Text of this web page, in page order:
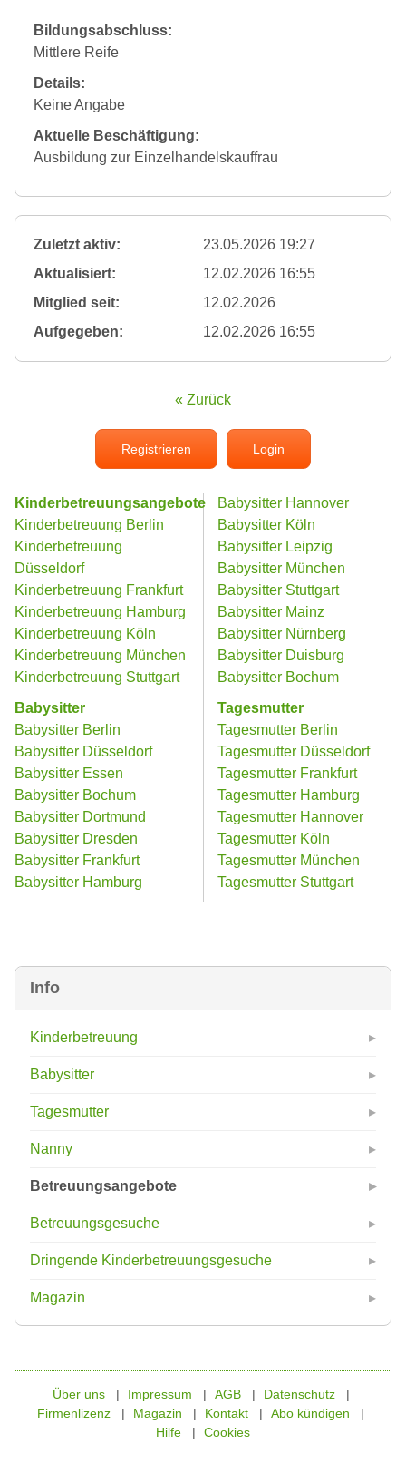
Info
Kinderbetreuung
Babysitter
Tagesmutter
Nanny
Betreuungsangebote
Betreuungsgesuche
Dringende Kinderbetreuungsgesuche
Magazin
Bildungsabschluss:
Mittlere Reife
Details:
Keine Angabe
Aktuelle Beschäftigung:
Ausbildung zur Einzelhandelskauffrau
Zuletzt aktiv:
23.05.2026 19:27
Aktualisiert:
12.02.2026 16:55
Mitglied seit:
12.02.2026
Aufgegeben:
12.02.2026 16:55
« Zurück
Registrieren Login
Kinderbetreuungsangebote
Kinderbetreuung Berlin
Kinderbetreuung
Düsseldorf
Kinderbetreuung Frankfurt
Kinderbetreuung Hamburg
Kinderbetreuung Köln
Kinderbetreuung München
Kinderbetreuung Stuttgart
Babysitter
Babysitter Berlin
Babysitter Düsseldorf
Babysitter Essen
Babysitter Bochum
Babysitter Dortmund
Babysitter Dresden
Babysitter Frankfurt
Babysitter Hamburg
Babysitter Hannover
Babysitter Köln
Babysitter Leipzig
Babysitter München
Babysitter Stuttgart
Babysitter Mainz
Babysitter Nürnberg
Babysitter Duisburg
Babysitter Bochum
Tagesmutter
Tagesmutter Berlin
Tagesmutter Düsseldorf
Tagesmutter Frankfurt
Tagesmutter Hamburg
Tagesmutter Hannover
Tagesmutter Köln
Tagesmutter München
Tagesmutter Stuttgart
Über uns Impressum AGB
Datenschutz
Firmenlizenz
Magazin Kontakt
Abo kündigen
Hilfe
Cookies